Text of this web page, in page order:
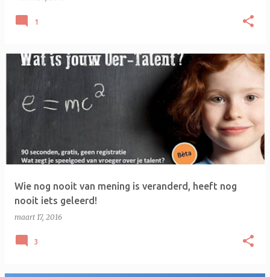
1
Wie nog nooit van mening is veranderd, heeft nog
nooit iets geleerd!
maart 17, 2016
3